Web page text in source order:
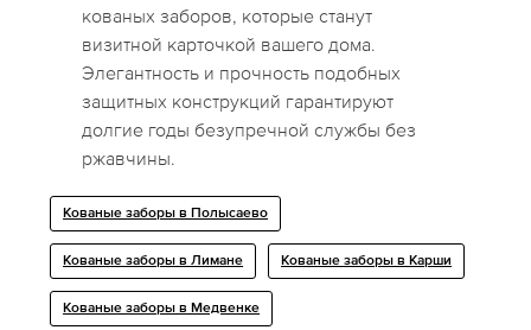
кованых заборов, которые станут
визитной карточкой вашего дома.
Элегантность и прочность подобных
защитных конструкций гарантируют
долгие годы безупречной службы без
ржавчины.
Кованые заборы в Полысаево
Кованые заборы в Лимане Кованые заборы в Карши
Кованые заборы в Медвенке